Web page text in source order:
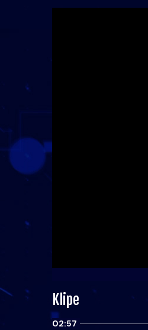
Klipe
02:57